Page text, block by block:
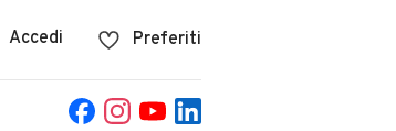
Accedi Preferiti